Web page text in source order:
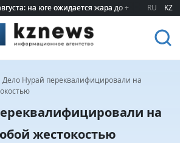
на юге ожидается жара до +40 градусов
на юге ожидается жара до +40 градусов
RU KZ
Дело Нурай переквалифицировали на
на
жестокостью